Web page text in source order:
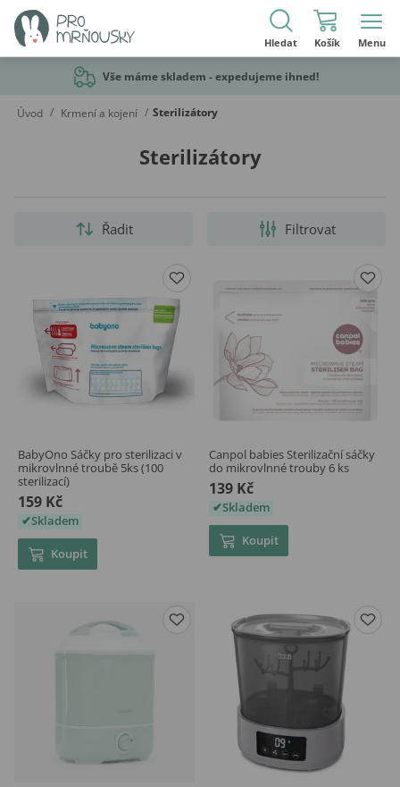
Hledat Košík Menu
Vše máme skladem - expedujeme ihned!
Úvod / Krmení a kojení / Sterilizátory
Sterilizátory
Filtrovat
Řadit
BabyOno Sáčky pro sterilizaci v
mikrovlnné troubě 5ks (100
sterilizací)
159 Kč
Skladem
Koupit
Canpol babies Sterilizační sáčky
do mikrovlnné trouby 6 ks
139 Kč
Skladem
Koupit